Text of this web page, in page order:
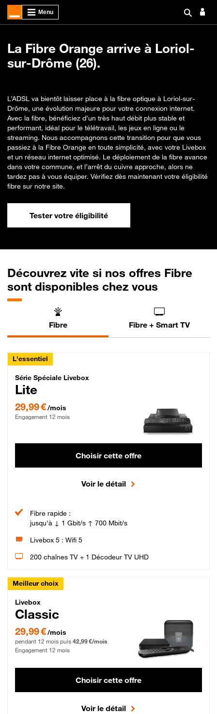
La Fibre Orange arrive à Loriol-
sur-Drôme (26).
L’ADSL va bientôt laisser place à la fibre optique à Loriol-sur-
Drôme, une évolution majeure pour votre connexion internet.
Avec la fibre, bénéficiez d’un très haut débit plus stable et
performant, idéal pour le télétravail, les jeux en ligne ou le
streaming. Nous accompagnons cette transition pour que vous
passiez à la Fibre Orange en toute simplicité, avec votre Livebox
et un réseau internet optimisé. Le déploiement de la fibre avance
dans votre commune, et l’arrêt du cuivre approche, alors ne
tardez pas à vous équiper. Vérifiez dès maintenant votre éligibilité
fibre sur notre site.
Tester votre éligibilité
Découvrez vite si nos offres Fibre
sont disponibles chez vous
Fibre Fibre + Smart TV
L'essentiel
Série Spéciale Livebox Lite Fibre
Série Spéciale Livebox
Lite
29,99 €/mois
Engagement 12 mois
Choisir cette offre
Voir le détail
Fibre rapide :
jusqu'à ↓ 1 Gbit/s ↑ 700 Mbit/s
Livebox 5 : Wifi 5
200 chaînes TV + 1 Décodeur TV UHD
Meilleur choix
Livebox Classic Fibre
Livebox
Classic
29,99 € par mois pendant 12 mois puis 42,99 € par mois, Engagement 12 mois
29,99 €/mois
pendant 12 mois puis 42,99 €/mois
Engagement 12 mois
Choisir cette offre
Voir le détail